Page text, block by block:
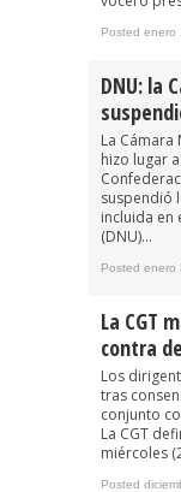
Posted enero
DNU: la
La
hizo lugar
suspendió
incluida en
(DNU)...
Posted enero
La CGT
contra
Los
tras
conjunto
La CGT
miércoles
Posted